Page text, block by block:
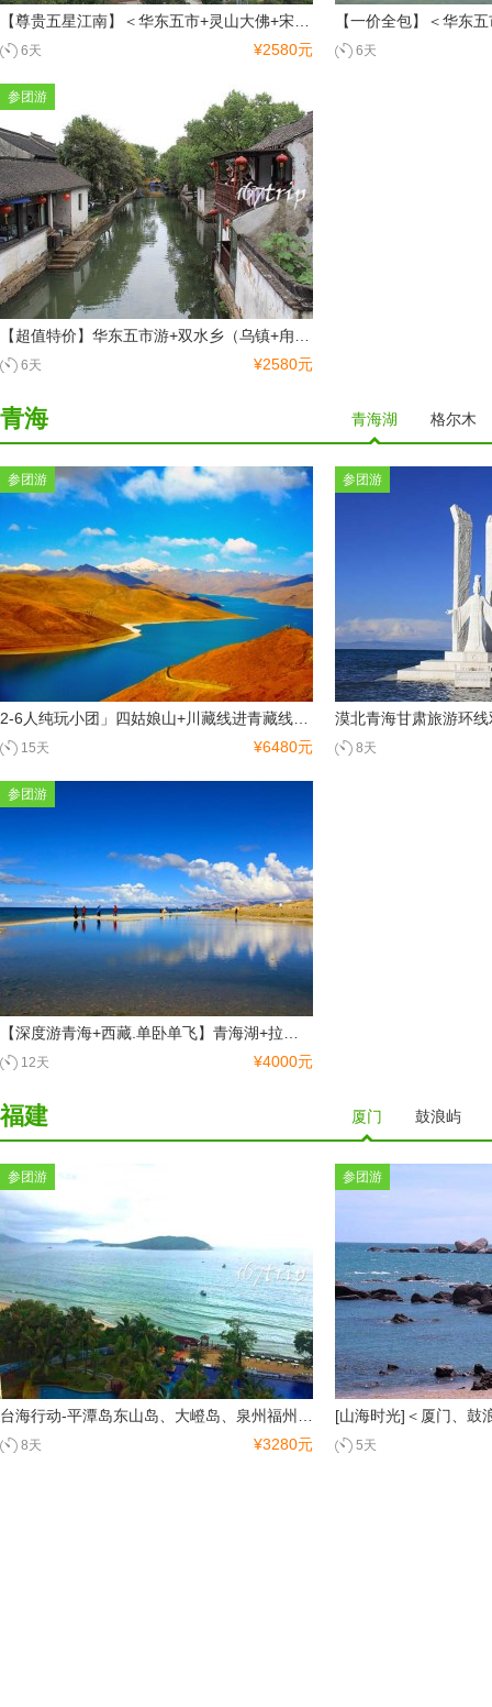
¥2580元
6天 6天
参团游
¥2580元
6天
青海 青海湖 格尔木
参团游
¥6480元
15天
参团游
8天
参团游
¥4000元
12天
福建 厦门 鼓浪屿
参团游
¥3280元
8天
参团游
5天